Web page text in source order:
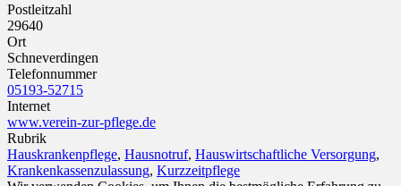
Postleitzahl
29640
Ort
Schneverdingen
Telefonnummer
05193-52715
Internet
www.verein-zur-pflege.de
Rubrik
Hauskrankenpflege, Hausnotruf, Hauswirtschaftliche Versorgung,
Krankenkassenzulassung, Kurzzeitpflege